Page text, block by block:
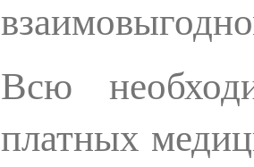
Всю
платных